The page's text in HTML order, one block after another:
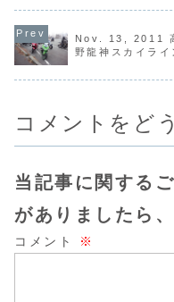
的地は、京都府に
ある美山です。 こ
こはかやぶき屋根
の家が残ること
る予定で
少々しま
を楽しみ
Nov. 13, 2011
野龍神スカイライ
コメントをど
当記事に関する
がありましたら
コメント ※